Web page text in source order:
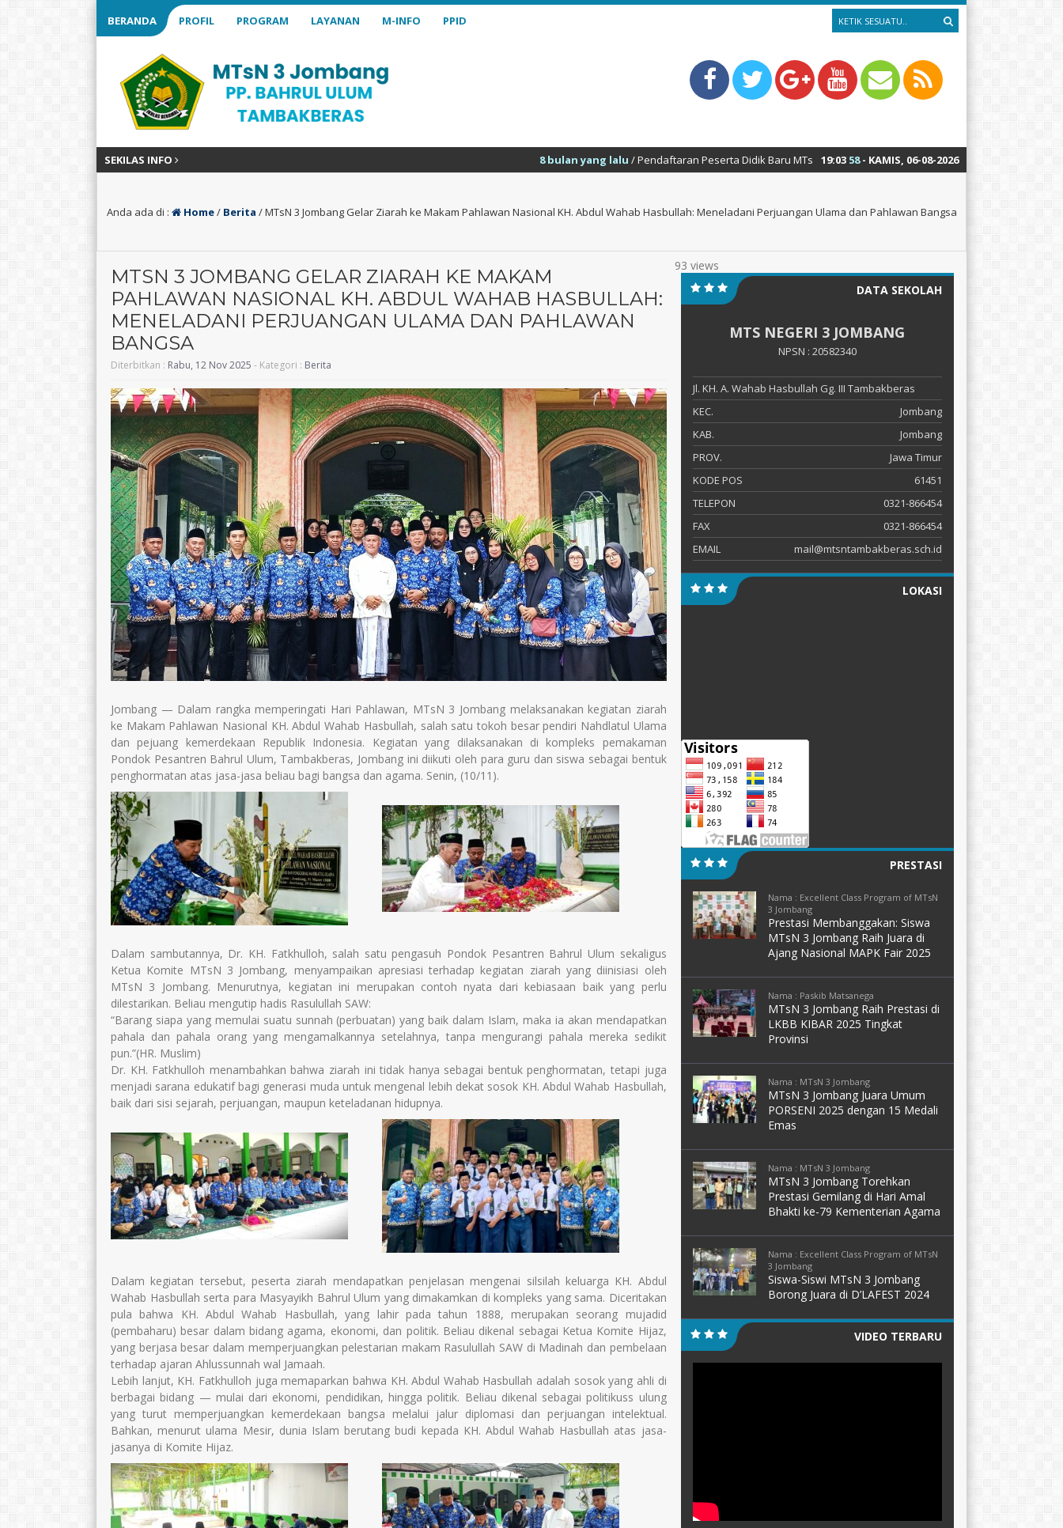
BERANDA PROFIL PROGRAM LAYANAN M-INFO PPID
SEKILAS INFO 19:03 59- KAMIS, 06-08-2026
/ Pendaftaran Peserta Didik Baru MTs Negeri 3 Jombang PP Bahrul Ulum Tahun Pelajaran 2026-2027 TELAK DIBUKA
Anda ada di : Home/ Berita /MTsN 3 Jombang Gelar Ziarah ke Makam Pahlawan Nasional KH. Abdul Wahab Hasbullah: Meneladani Perjuangan Ulama dan Pahlawan Bangsa
MTSN 3 JOMBANG GELAR ZIARAH KE MAKAM
PAHLAWAN NASIONAL KH. ABDUL WAHAB HASBULLAH:
MENELADANI PERJUANGAN ULAMA DAN PAHLAWAN
BANGSA
Diterbitkan : Rabu, 12 Nov 2025 - Kategori : Berita
Jombang — Dalam rangka memperingati Hari Pahlawan, MTsN 3 Jombang melaksanakan kegiatan ziarah
ke Makam Pahlawan Nasional KH. Abdul Wahab Hasbullah, salah satu tokoh besar pendiri Nahdlatul Ulama
dan pejuang kemerdekaan Republik Indonesia. Kegiatan yang dilaksanakan di kompleks pemakaman
Pondok Pesantren Bahrul Ulum, Tambakberas, Jombang ini diikuti oleh para guru dan siswa sebagai bentuk
penghormatan atas jasa-jasa beliau bagi bangsa dan agama. Senin, (10/11).
Dalam sambutannya, Dr. KH. Fatkhulloh, salah satu pengasuh Pondok Pesantren Bahrul Ulum sekaligus
Ketua Komite MTsN 3 Jombang, menyampaikan apresiasi terhadap kegiatan ziarah yang diinisiasi oleh
MTsN 3 Jombang. Menurutnya, kegiatan ini merupakan contoh nyata dari kebiasaan baik yang perlu
dilestarikan. Beliau mengutip hadis Rasulullah SAW:
“Barang siapa yang memulai suatu sunnah (perbuatan) yang baik dalam Islam, maka ia akan mendapatkan
pahala dan pahala orang yang mengamalkannya setelahnya, tanpa mengurangi pahala mereka sedikit
pun.”(HR. Muslim)
Dr. KH. Fatkhulloh menambahkan bahwa ziarah ini tidak hanya sebagai bentuk penghormatan, tetapi juga
menjadi sarana edukatif bagi generasi muda untuk mengenal lebih dekat sosok KH. Abdul Wahab Hasbullah,
baik dari sisi sejarah, perjuangan, maupun keteladanan hidupnya.
Dalam kegiatan tersebut, peserta ziarah mendapatkan penjelasan mengenai silsilah keluarga KH. Abdul
Wahab Hasbullah serta para Masyayikh Bahrul Ulum yang dimakamkan di kompleks yang sama. Diceritakan
pula bahwa KH. Abdul Wahab Hasbullah, yang lahir pada tahun 1888, merupakan seorang mujadid
(pembaharu) besar dalam bidang agama, ekonomi, dan politik. Beliau dikenal sebagai Ketua Komite Hijaz,
yang berjasa besar dalam memperjuangkan pelestarian makam Rasulullah SAW di Madinah dan pembelaan
terhadap ajaran Ahlussunnah wal Jamaah.
Lebih lanjut, KH. Fatkhulloh juga memaparkan bahwa KH. Abdul Wahab Hasbullah adalah sosok yang ahli di
berbagai bidang — mulai dari ekonomi, pendidikan, hingga politik. Beliau dikenal sebagai politikuss ulung
yang turut memperjuangkan kemerdekaan bangsa melalui jalur diplomasi dan perjuangan intelektual.
Bahkan, menurut ulama Mesir, dunia Islam berutang budi kepada KH. Abdul Wahab Hasbullah atas jasa-
jasanya di Komite Hijaz.
93 views
DATA SEKOLAH
MTS NEGERI 3 JOMBANG
NPSN : 20582340
Jl. KH. A. Wahab Hasbullah Gg. III Tambakberas
KEC.
Jombang
KAB.
Jombang
PROV.
Jawa Timur
KODE POS
61451
TELEPON
0321-866454
FAX
0321-866454
EMAIL
mail@mtsntambakberas.sch.id
LOKASI
PRESTASI
Nama : Excellent Class Program of MTsN
3 Jombang
Prestasi Membanggakan: Siswa
MTsN 3 Jombang Raih Juara di
Ajang Nasional MAPK Fair 2025
Nama : Paskib Matsanega
MTsN 3 Jombang Raih Prestasi di
LKBB KIBAR 2025 Tingkat
Provinsi
Nama : MTsN 3 Jombang
MTsN 3 Jombang Juara Umum
PORSENI 2025 dengan 15 Medali
Emas
Nama : MTsN 3 Jombang
MTsN 3 Jombang Torehkan
Prestasi Gemilang di Hari Amal
Bhakti ke-79 Kementerian Agama
Nama : Excellent Class Program of MTsN
3 Jombang
Siswa-Siswi MTsN 3 Jombang
Borong Juara di D’LAFEST 2024
VIDEO TERBARU